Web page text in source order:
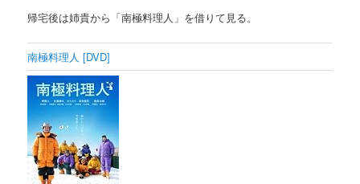
帰宅後は姉貴から「南極料理人」を借りて見る。
南極料理人 [DVD]